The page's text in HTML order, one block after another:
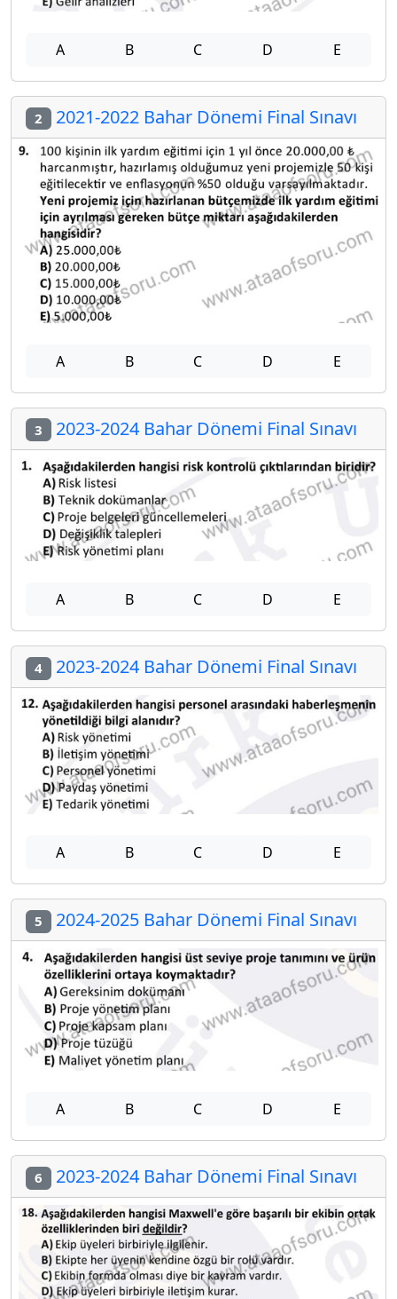
A B C D E
2 2021-2022 Bahar Dönemi Final Sınavı
A B C D E
3 2023-2024 Bahar Dönemi Final Sınavı
A B C D E
4 2023-2024 Bahar Dönemi Final Sınavı
A B C D E
5 2024-2025 Bahar Dönemi Final Sınavı
A B C D E
6 2023-2024 Bahar Dönemi Final Sınavı